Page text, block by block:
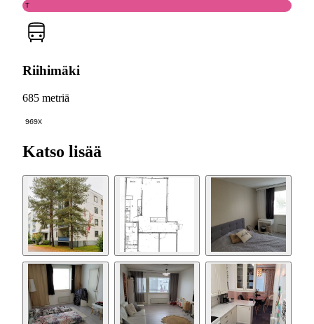
T
Riihimäki
685 metriä
969X
Katso lisää